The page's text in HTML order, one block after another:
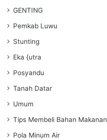
GENTING
Pemkab Luwu
Stunting
Eka {utra
Posyandu
Tanah Datar
Umum
Tips Membeli Bahan Makanan
Pola Minum Air